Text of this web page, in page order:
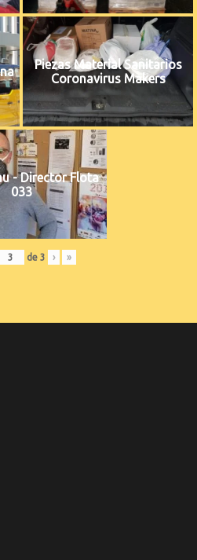
Piezas Material Sanitarios
Coronavirus Makers
- Director Flota
033
de 3 › »